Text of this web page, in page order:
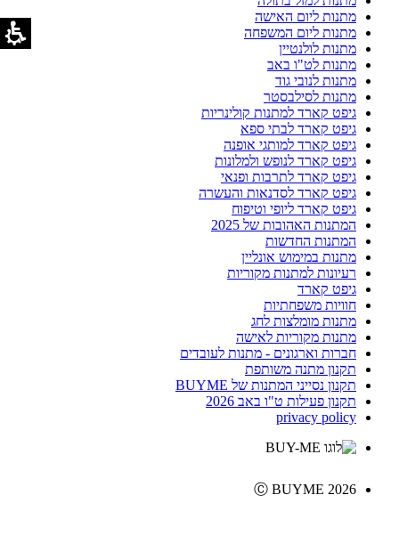
מתנות ליום האישה
מתנות ליום המשפחה
מתנות לולנטיין
מתנות לט"ו באב
מתנות לנובי גוד
מתנות לסילבסטר
גיפט קארד למתנות קולינריות
גיפט קארד לבתי ספא
גיפט קארד למותגי אופנה
גיפט קארד לנופש ולמלונות
גיפט קארד לתרבות ופנאי
גיפט קארד לסדנאות והעשרה
גיפט קארד ליופי וטיפוח
המתנות האהובות של 2025
המתנות החדשות
מתנות במימוש אונליין
רעיונות למתנות מקוריות
גיפט קארד
חוויות משפחתיות
מתנות מומלצות לחג
מתנות מקוריות לאישה
חברות וארגונים - מתנות לעובדים
תקנון מתנה משותפת
תקנון נסייני המתנות של BUYME
תקנון פעילות ט"ו באב 2026
privacy policy
Ⓒ BUYME 2026